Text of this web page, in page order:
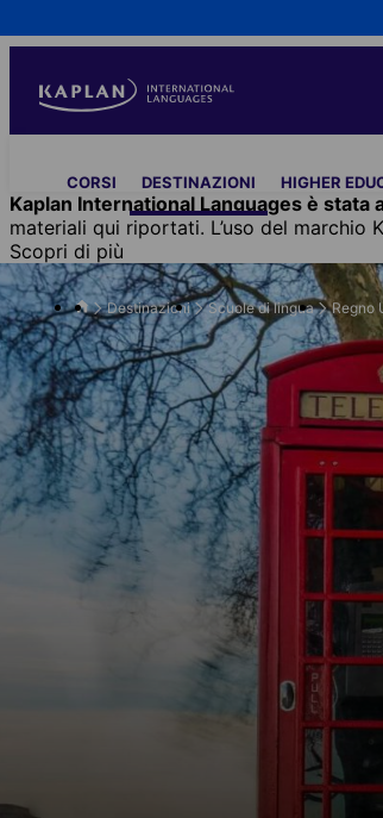
al
principale
navigation
CORSI DESTINAZIONI HIGHER
Kaplan International Languages è stata
materiali qui riportati. L’uso del marchio
Scopri di più
Destinazioni Scuole di lingua Regno